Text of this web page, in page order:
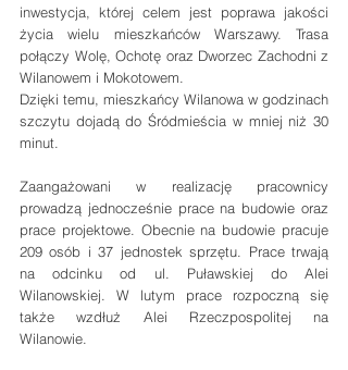
inwestycja, której celem jest poprawa jakości
życia wielu mieszkańców Warszawy. Trasa
połączy Wolę, Ochotę oraz Dworzec Zachodni z
Wilanowem i Mokotowem.
Dzięki temu, mieszkańcy Wilanowa w godzinach
szczytu dojadą do Śródmieścia w mniej niż 30
minut.
Zaangażowani w realizację pracownicy
prowadzą jednocześnie prace na budowie oraz
prace projektowe. Obecnie na budowie pracuje
209 osób i 37 jednostek sprzętu. Prace trwają
na odcinku od ul. Puławskiej do Alei
Wilanowskiej. W lutym prace rozpoczną się
także wzdłuż Alei Rzeczpospolitej na
Wilanowie.